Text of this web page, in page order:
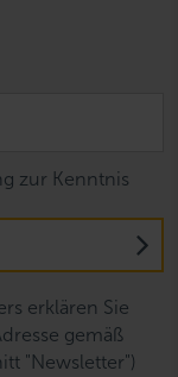
zur Kenntnis
erklären Sie
gemäß
"Newsletter")